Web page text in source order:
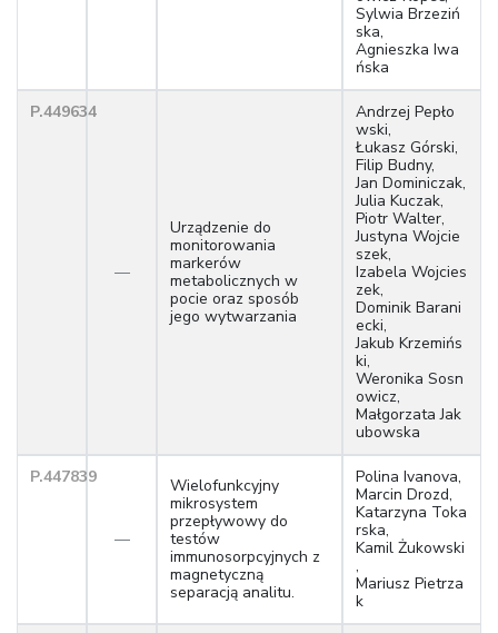
Sylwia Brzeziń
ska,
Agnieszka Iwa
ńska
P.449634
—
Urządzenie do
monitorowania
markerów
metabolicznych w
pocie oraz sposób
jego wytwarzania
Andrzej Pepło
wski,
Łukasz Górski,
Filip Budny,
Jan Dominiczak,
Julia Kuczak,
Piotr Walter,
Justyna Wojcie
szek,
Izabela Wojcies
zek,
Dominik Barani
ecki,
Jakub Krzemińs
ki,
Weronika Sosn
owicz,
Małgorzata Jak
ubowska
P.447839
—
Wielofunkcyjny
mikrosystem
przepływowy do
testów
immunosorpcyjnych z
magnetyczną
separacją analitu.
Polina Ivanova,
Marcin Drozd,
Katarzyna Toka
rska,
Kamil Żukowski
,
Mariusz Pietrza
k